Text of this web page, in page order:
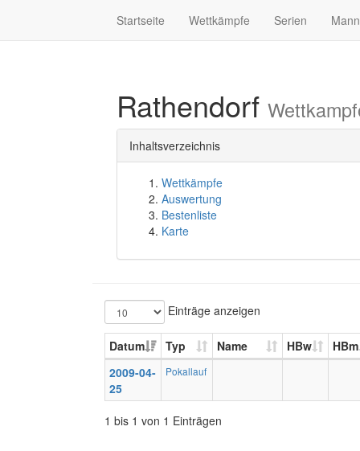
Startseite Wettkämpfe Serien
Rathendorf
Inhaltsverzeichnis
Wettkämpfe
Auswertung
Bestenliste
Karte
Einträge anzeigen
Datum Typ Name HBw
HBm
2009-04-
25
Pokallauf
1 bis 1 von 1 Einträgen